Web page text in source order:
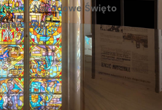
/Narodowe Święto
ZRP